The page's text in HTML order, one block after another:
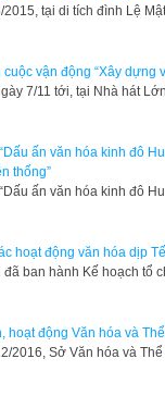
2015, tại di tích đình Lệ
cuộc vận động “Xây dựng
7/11 tới, tại Nhà hát
ấn văn hóa kinh đô
thống”
ấn văn hóa kinh đô
hoạt động văn hóa dịp
đã ban hành Kế hoạch tổ
hoạt động Văn hóa và
2016, Sở Văn hóa và